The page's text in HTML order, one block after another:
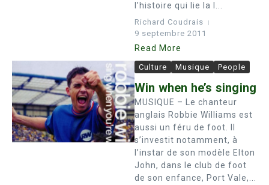
l’histoire qui lie la l...
Richard Coudrais
9 septembre 2011
Read More
Culture Musique People
Win when he’s singing
MUSIQUE – Le chanteur
anglais Robbie Williams est
aussi un féru de foot. Il
s’investit notamment, à
l’instar de son modèle Elton
John, dans le club de foot
de son enfance, Port Vale,...